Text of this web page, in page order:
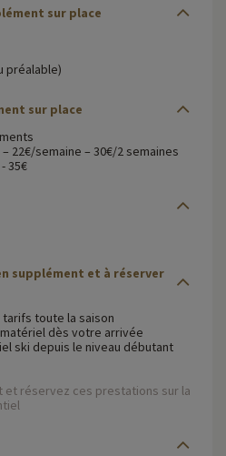
sur place
préalable)
sur place
22€/semaine – 30€/2 semaines
35€
toute la saison
dès votre arrivée
ski depuis le niveau débutant
réservez ces prestations sur la